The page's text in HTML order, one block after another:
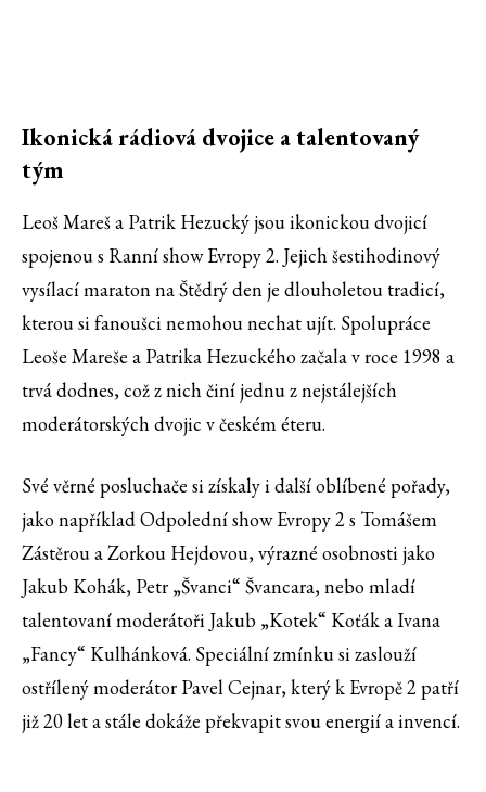
Ikonická rádiová dvojice a talentovaný
tým
Leoš Mareš a Patrik Hezucký jsou ikonickou dvojicí
spojenou s Ranní show Evropy 2. Jejich šestihodinový
vysílací maraton na Štědrý den je dlouholetou tradicí,
kterou si fanoušci nemohou nechat ujít. Spolupráce
Leoše Mareše a Patrika Hezuckého začala v roce 1998 a
trvá dodnes, což z nich činí jednu z nejstálejších
moderátorských dvojic v českém éteru.
Své věrné posluchače si získaly i další oblíbené pořady,
jako například Odpolední show Evropy 2 s Tomášem
Zástěrou a Zorkou Hejdovou, výrazné osobnosti jako
Jakub Kohák, Petr „Švanci“ Švancara, nebo mladí
talentovaní moderátoři Jakub „Kotek“ Koťák a Ivana
„Fancy“ Kulhánková. Speciální zmínku si zaslouží
ostřílený moderátor Pavel Cejnar, který k Evropě 2 patří
již 20 let a stále dokáže překvapit svou energií a invencí.